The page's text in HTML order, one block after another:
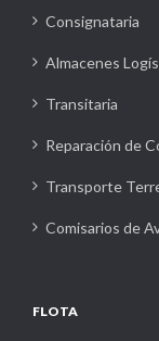
Consignataria
Almacenes
Transitaria
Reparación de
Transporte
Comisarios de
FLOTA